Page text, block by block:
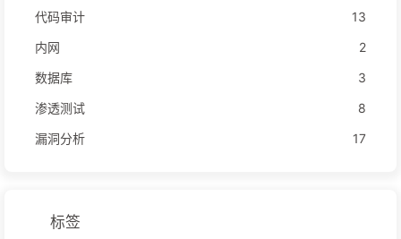
代码审计
13
内网
2
数据库
3
渗透测试
8
漏洞分析
17
标签